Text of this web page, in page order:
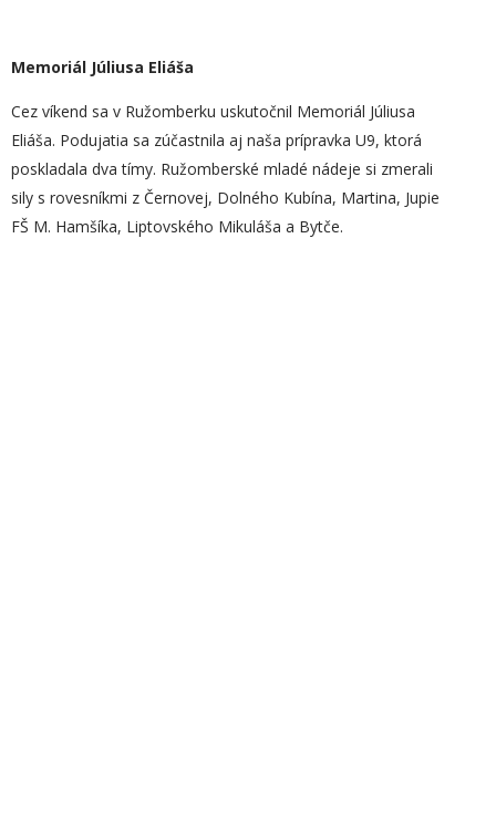
Memoriál Júliusa Eliáša
Cez víkend sa v Ružomberku uskutočnil Memoriál Júliusa
Eliáša. Podujatia sa zúčastnila aj naša prípravka U9, ktorá
poskladala dva tímy. Ružomberské mladé nádeje si zmerali
sily s rovesníkmi z Černovej, Dolného Kubína, Martina, Jupie
FŠ M. Hamšíka, Liptovského Mikuláša a Bytče.